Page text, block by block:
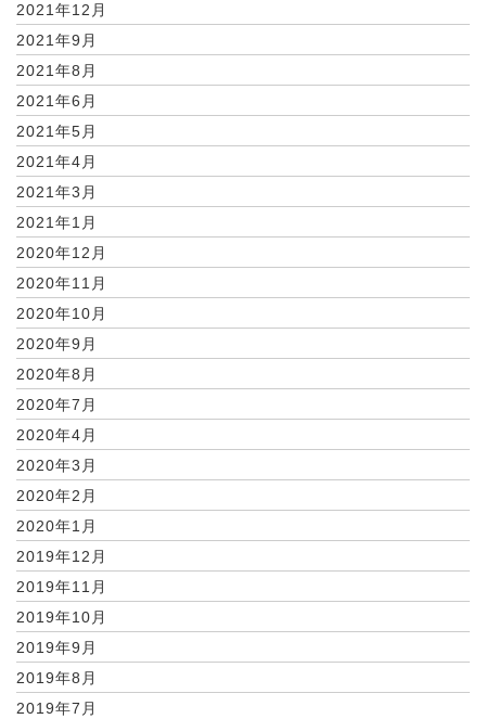
2021年12月
2021年9月
2021年8月
2021年6月
2021年5月
2021年4月
2021年3月
2021年1月
2020年12月
2020年11月
2020年10月
2020年9月
2020年8月
2020年7月
2020年4月
2020年3月
2020年2月
2020年1月
2019年12月
2019年11月
2019年10月
2019年9月
2019年8月
2019年7月